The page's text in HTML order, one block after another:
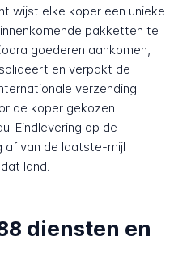
wijst elke koper een unieke
pakketten te
goederen aankomen,
en verpakt de
verzending
de koper gekozen
Eindlevering op de
af van de laatste-mijl
land.
diensten en